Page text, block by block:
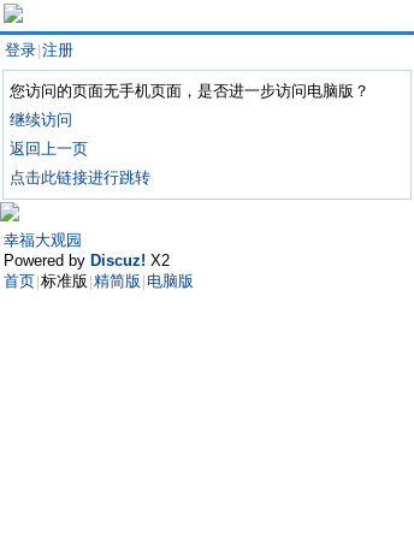
登录 注册
您访问的页面无手机页面，是否进一步访问电脑版？
继续访问
返回上一页
点击此链接进行跳转
幸福大观园
Powered by Discuz! X2
首页 标准版 精简版 电脑版